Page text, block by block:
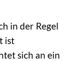
in der Regel
ist
sich an ein